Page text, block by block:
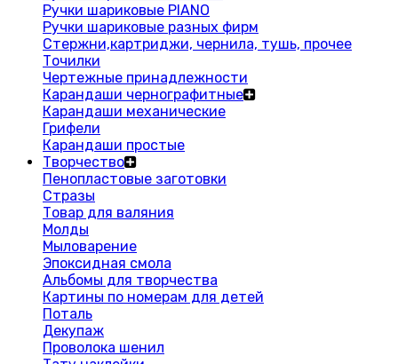
Ручки шариковые PIANO
Ручки шариковые разных фирм
Стержни,картриджи, чернила, тушь, прочее
Точилки
Чертежные принадлежности
Карандаши чернографитные
Карандаши механические
Грифели
Карандаши простые
Творчество
Пенопластовые заготовки
Стразы
Товар для валяния
Молды
Мыловарение
Эпоксидная смола
Альбомы для творчества
Картины по номерам для детей
Поталь
Декупаж
Проволока шенил